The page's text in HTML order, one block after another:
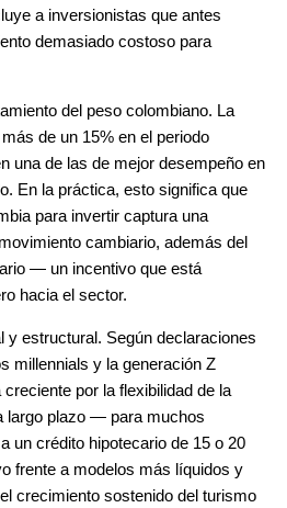
a inversionistas que antes
demasiado costoso para
del peso colombiano. La
de un 15% en el periodo
una de las de mejor desempeño en
En la práctica, esto significa que
para invertir captura una
cambiario, además del
— un incentivo que está
hacia el sector.
y estructural. Según declaraciones
millennials y la generación Z
por la flexibilidad de la
largo plazo — para muchos
un crédito hipotecario de 15 o 20
frente a modelos más líquidos y
crecimiento sostenido del turismo